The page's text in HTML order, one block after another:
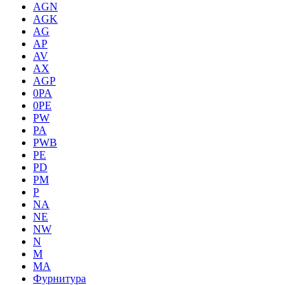
AGN
AGK
AG
AP
AV
AX
AGP
0PA
0PE
PW
PA
PWB
PE
PD
PM
P
NA
NE
NW
N
M
MA
Фурнитура